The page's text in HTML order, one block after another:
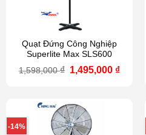
Quạt Đứng Công Nghiệp
Superlite Max SLS600
1,598,000₫ Giá
1,495,000 ₫Giá
-14%